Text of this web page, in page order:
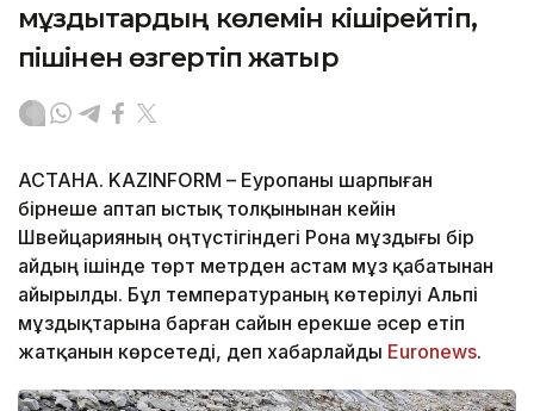
мұздықтардың көлемін кішірейтіп,
пішінен өзгертіп жатыр
АСТАНА. KAZINFORM – Еуропаны шарпыған
бірнеше аптап ыстық толқынынан кейін
Швейцарияның оңтүстігіндегі Рона мұздығы бір
айдың ішінде төрт метрден астам мұз қабатынан
айырылды. Бұл температураның көтерілуі Альпі
мұздықтарына барған сайын ерекше әсер етіп
жатқанын көрсетеді, деп хабарлайды Еuronews.